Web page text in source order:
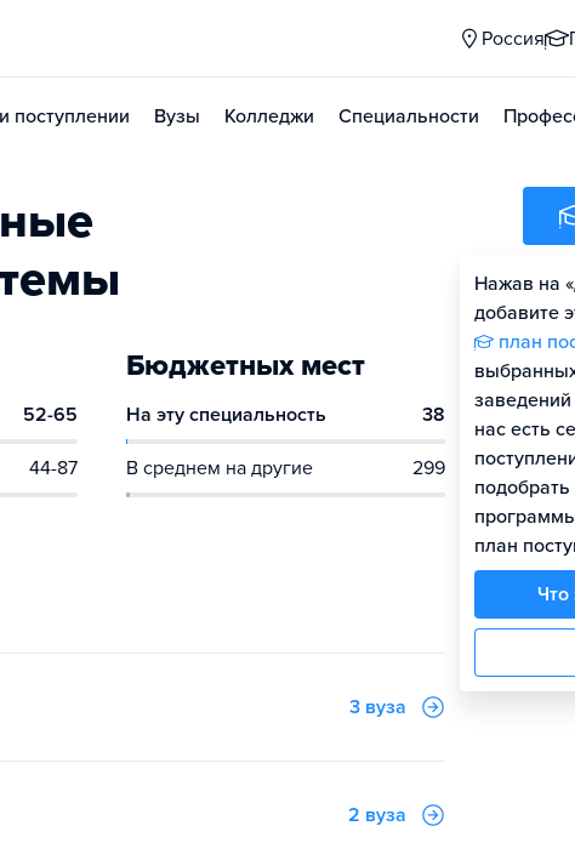
Россия
поступлении Вузы Колледжи Специальности
52-65
44-87
Бюджетных мест
На эту специальность 38
В среднем на другие 299
3 вуза
2 вуза
Нажав на
добавите
план
нас есть
план
Что